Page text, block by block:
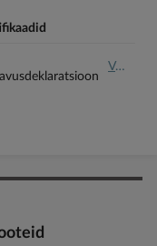
Vastavusdeklaratsioon en.pdf